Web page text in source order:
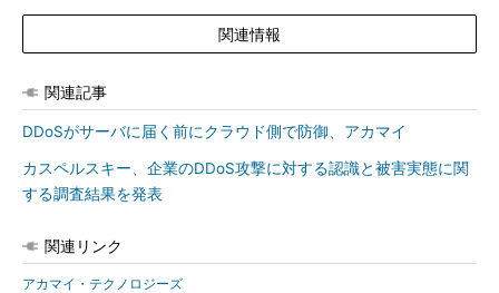
関連情報
関連記事
DDoSがサーバに届く前にクラウド側で防御、アカマイ
カスペルスキー、企業のDDoS攻撃に対する認識と被害実態に関
する調査結果を発表
関連リンク
アカマイ・テクノロジーズ